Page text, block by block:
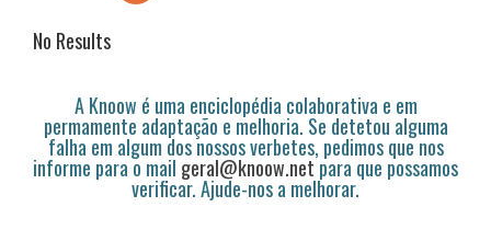
No Results
A Knoow é uma enciclopédia colaborativa e em
permamente adaptação e melhoria. Se detetou alguma
falha em algum dos nossos verbetes, pedimos que nos
informe para o mail geral@knoow.netpara que possamos
verificar. Ajude-nos a melhorar.